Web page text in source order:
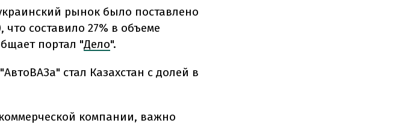
рынок было поставлено
что составило 27% в объеме
портал "Дело".
стал Казахстан с долей в
компании, важно